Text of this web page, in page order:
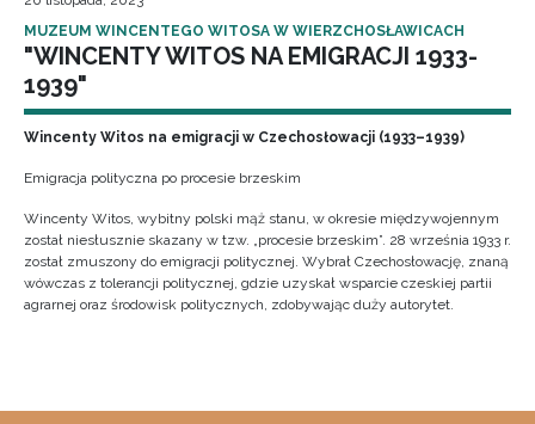
MUZEUM WINCENTEGO WITOSA W WIERZCHOSŁAWICACH
"WINCENTY WITOS NA EMIGRACJI 1933-
1939"
Wincenty Witos na emigracji w Czechosłowacji (1933–1939)
Emigracja polityczna po procesie brzeskim
Wincenty Witos, wybitny polski mąż stanu, w okresie międzywojennym
został niesłusznie skazany w tzw. „procesie brzeskim”. 28 września 1933 r.
został zmuszony do emigracji politycznej. Wybrał Czechosłowację, znaną
wówczas z tolerancji politycznej, gdzie uzyskał wsparcie czeskiej partii
agrarnej oraz środowisk politycznych, zdobywając duży autorytet.